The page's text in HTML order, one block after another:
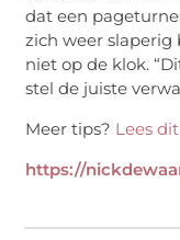
dat een
zich weer slaperig
niet op de klok.
stel de juiste
Meer tips? Lees
https://